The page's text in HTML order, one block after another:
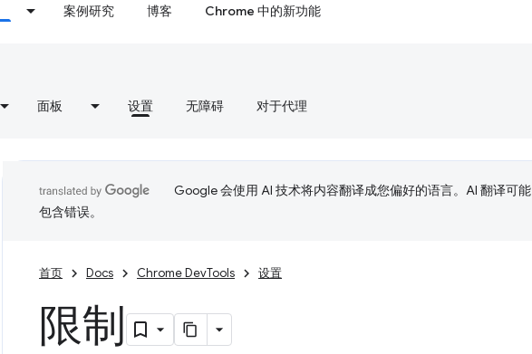
案例研究 博客 Chrome 中的新功能
面板 设置 无障碍 对于代理
Google 会使用 AI 技术将内容翻译成您偏好的语言。AI 翻译可能
包含错误。
首页 Docs Chrome DevTools 设置
限制